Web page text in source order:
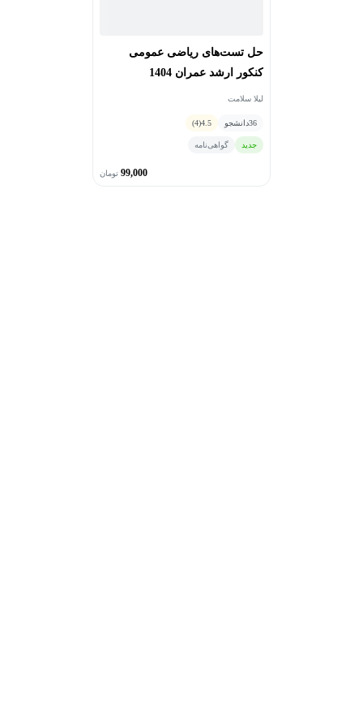
حل تست‌های ریاضی عمومی
کنکور ارشد عمران 1404
لیلا سلامت
36دانشجو 4.5
(4)
جدید گواهی‌نامه
99,000 تومان